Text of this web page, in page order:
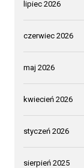
lipiec 2026
czerwiec 2026
maj 2026
kwiecień 2026
styczeń 2026
sierpień 2025